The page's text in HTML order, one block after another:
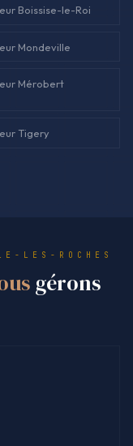
Boissise-le-Roi
Mondeville
Mérobert
Tigery
LES-ROCHES
gérons